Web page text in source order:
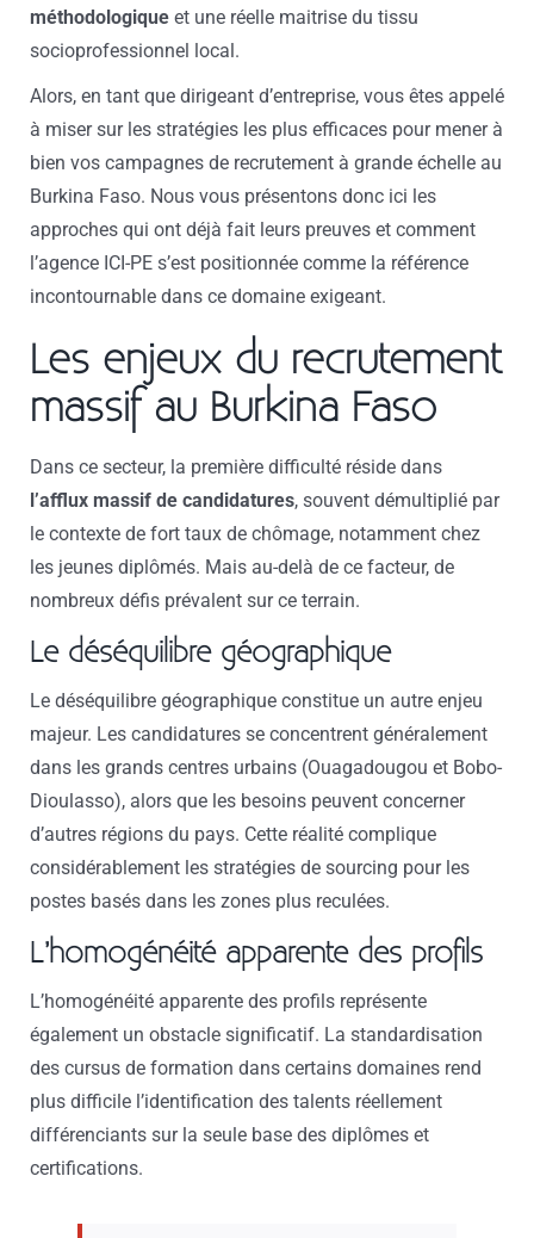
méthodologique et une réelle maitrise du tissu
socioprofessionnel local.
Alors, en tant que dirigeant d’entreprise, vous êtes appelé
à miser sur les stratégies les plus efficaces pour mener à
bien vos campagnes de recrutement à grande échelle au
Burkina Faso. Nous vous présentons donc ici les
approches qui ont déjà fait leurs preuves et comment
l’agence ICI-PE s’est positionnée comme la référence
incontournable dans ce domaine exigeant.
Les enjeux du recrutement
massif au Burkina Faso
Dans ce secteur, la première difficulté réside dans
l’afflux massif de candidatures, souvent démultiplié par
le contexte de fort taux de chômage, notamment chez
les jeunes diplômés. Mais au-delà de ce facteur, de
nombreux défis prévalent sur ce terrain.
Le déséquilibre géographique
Le déséquilibre géographique constitue un autre enjeu
majeur. Les candidatures se concentrent généralement
dans les grands centres urbains (Ouagadougou et Bobo-
Dioulasso), alors que les besoins peuvent concerner
d’autres régions du pays. Cette réalité complique
considérablement les stratégies de sourcing pour les
postes basés dans les zones plus reculées.
L’homogénéité apparente des profils
L’homogénéité apparente des profils représente
également un obstacle significatif. La standardisation
des cursus de formation dans certains domaines rend
plus difficile l’identification des talents réellement
différenciants sur la seule base des diplômes et
certifications.